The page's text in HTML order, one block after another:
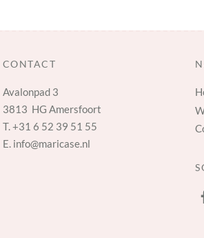
CONTACT
Avalonpad 3
3813 HG Amersfoort
T.+31 6 52 39 51 55
E. info@maricase.nl